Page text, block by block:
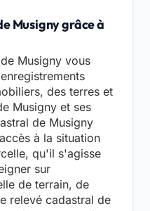
Musigny grâce à
Musigny vous
des terres et
Musigny et ses
de Musigny
à la situation
qu'il s'agisse
sur
de terrain, de
relevé cadastral de